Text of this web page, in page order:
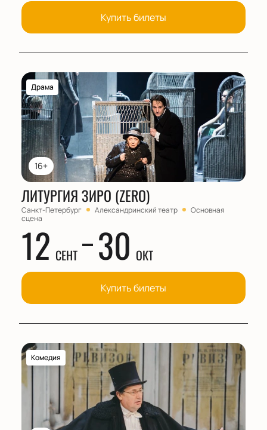
Купить билеты
16+
Драма
ЛИТУРГИЯ ЗИРО (ZERO)
Санкт-Петербург Александринский театр
Основная
сцена
12 СЕНТ 30 ОКТ
Купить билеты
Комедия